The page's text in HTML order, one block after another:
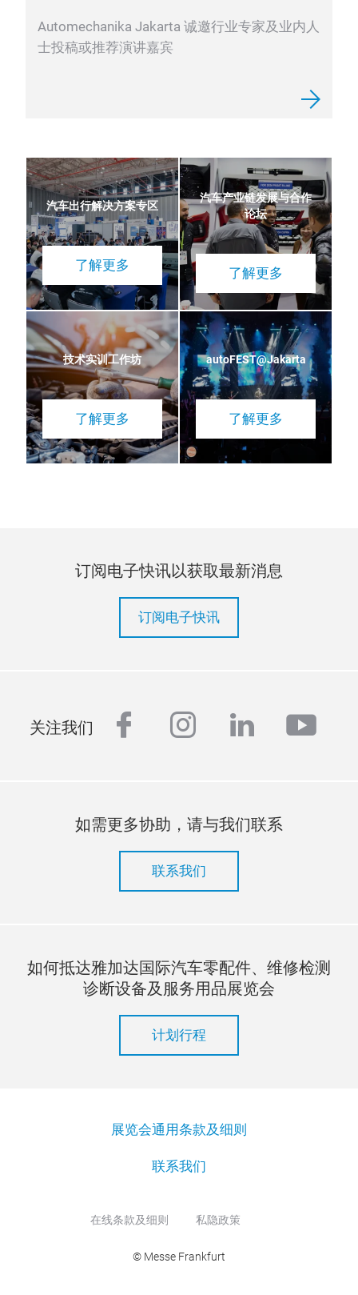
Automechanika Jakarta 诚邀行业专家及业内人
士投稿或推荐演讲嘉宾
汽车出行解决方案专区
了解更多
汽车产业链发展与合作
论坛
了解更多
技术实训工作坊
了解更多
autoFEST@Jakarta
了解更多
订阅电子快讯以获取最新消息
订阅电子快讯
关注我们 facebook
instagram
linkedin
如需更多协助，请与我们联系
联系我们
如何抵达雅加达国际汽车零配件、维修检测
诊断设备及服务用品展览会
计划行程
展览会通用条款及细则
联系我们
在线条款及细则 私隐政策
© Messe Frankfurt